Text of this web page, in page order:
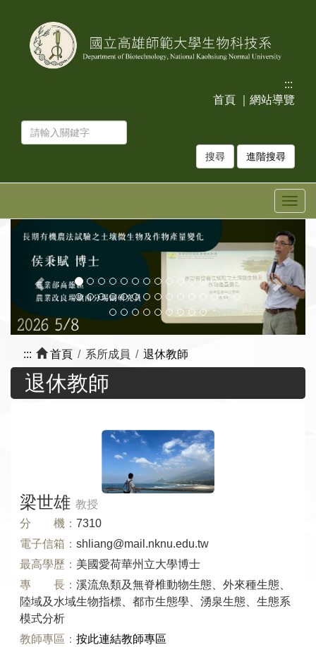
:::
首頁
網站導覽
進階搜尋
張
下
一
張
::: 首頁 系所成員 退休教師
退休教師
梁世雄 教授
分 機： 7310
電子信箱： shliang@mail.nknu.edu.tw
最高學歷： 美國愛荷華州立大學博士
專 長： 溪流魚類及無脊椎動物生態、外來種生態、
陸域及水域生物指標、都市生態學、湧泉生態、生態系
模式分析
教師專區： 按此連結教師專區